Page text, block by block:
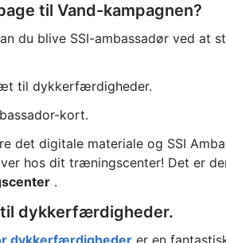
til Vand-kampagnen?
du blive SSI-ambassadør ved
til dykkerfærdigheder.
kort.
det digitale materiale og SSI
hos dit træningscenter! Det er
.
dykkerfærdigheder.
dykkerfærdighederer en